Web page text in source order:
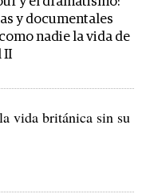
y documentales
nadie la vida de
II
vida británica sin su